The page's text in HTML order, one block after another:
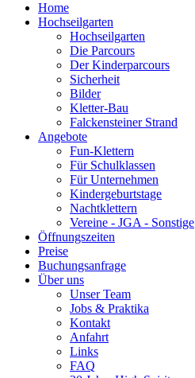
Home
Hochseilgarten
Hochseilgarten
Die Parcours
Der Kinderparcours
Sicherheit
Bilder
Kletter-Bau
Falckensteiner Strand
Angebote
Fun-Klettern
Für Schulklassen
Für Unternehmen
Kindergeburtstage
Nachtklettern
Vereine - JGA - Sonstige
Öffnungszeiten
Preise
Buchungsanfrage
Über uns
Unser Team
Jobs & Praktika
Kontakt
Anfahrt
Links
FAQ